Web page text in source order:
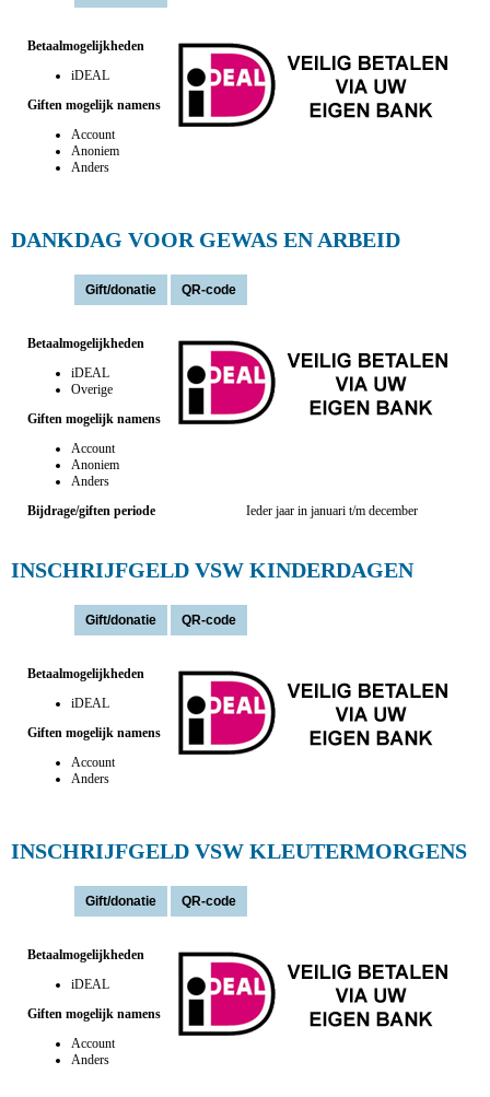
Betaalmogelijkheden
iDEAL
Giften mogelijk namens
Account
Anoniem
Anders
DANKDAG VOOR GEWAS EN ARBEID
Betaalmogelijkheden
iDEAL
Overige
Giften mogelijk namens
Account
Anoniem
Anders
Bijdrage/giften periode
Ieder jaar in januari t/m december
INSCHRIJFGELD VSW KINDERDAGEN
Betaalmogelijkheden
iDEAL
Giften mogelijk namens
Account
Anders
INSCHRIJFGELD VSW KLEUTERMORGENS
Betaalmogelijkheden
iDEAL
Giften mogelijk namens
Account
Anders